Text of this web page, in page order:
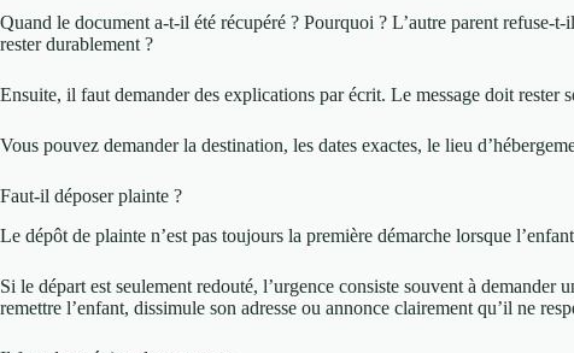
Quand le document a-t-il été récupéré ? Pourquoi ? L’autre parent
rester durablement ?
Ensuite, il faut demander des explications par écrit. Le message doit rester
Vous pouvez demander la destination, les dates exactes, le lieu
Faut-il déposer plainte ?
Le dépôt de plainte n’est pas toujours la première démarche lorsque
Si le départ est seulement redouté, l’urgence consiste souvent à
remettre l’enfant, dissimule son adresse ou annonce clairement qu’il ne